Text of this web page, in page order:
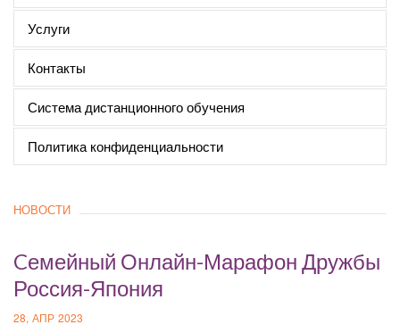
Услуги
Контакты
Система дистанционного обучения
Политика конфиденциальности
НОВОСТИ
Cемейный Онлайн-Марафон Дружбы
Россия-Япония
28, АПР 2023